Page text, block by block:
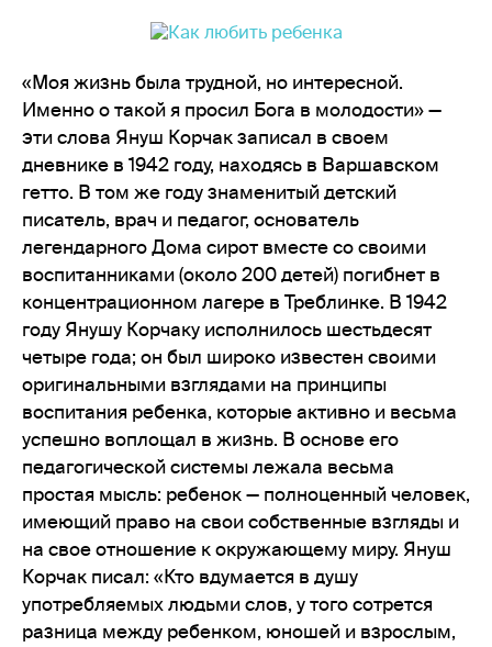
«Моя жизнь была трудной, но интересной.
Именно о такой я просил Бога в молодости» —
эти слова Януш Корчак записал в своем
дневнике в 1942 году, находясь в Варшавском
гетто. В том же году знаменитый детский
писатель, врач и педагог, основатель
легендарного Дома сирот вместе со своими
воспитанниками (около 200 детей) погибнет в
концентрационном лагере в Треблинке. В 1942
году Янушу Корчаку исполнилось шестьдесят
четыре года; он был широко известен своими
оригинальными взглядами на принципы
воспитания ребенка, которые активно и весьма
успешно воплощал в жизнь. В основе его
педагогической системы лежала весьма
простая мысль: ребенок — полноценный человек,
имеющий право на свои собственные взгляды и
на свое отношение к окружающему миру. Януш
Корчак писал: «Кто вдумается в душу
употребляемых людьми слов, у того сотрется
разница между ребенком, юношей и взрослым,